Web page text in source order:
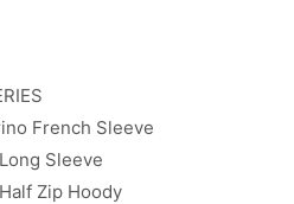
French Sleeve
Sleeve
Zip Hoody